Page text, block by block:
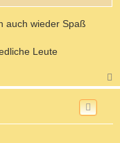
auch wieder Spaß
Leute
a